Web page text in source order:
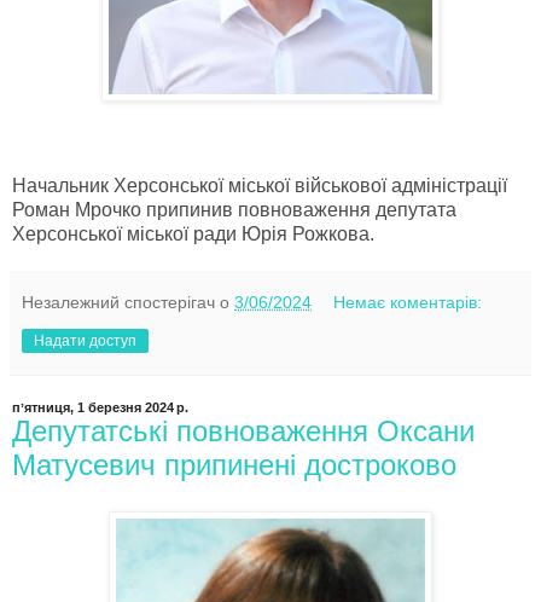
Начальник Херсонської міської військової адміністрації
Роман Мрочко припинив повноваження депутата
Херсонської міської ради Юрія Рожкова.
Незалежний спостерігач о 3/06/2024 Немає коментарів:
Надати доступ
пʼятниця, 1 березня 2024 р.
Депутатські повноваження Оксани
Матусевич припинені достроково